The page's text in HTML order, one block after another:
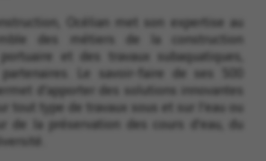
Océlian met son expertise au
des métiers de la construction
et des travaux subaquatiques,
Le savoir-faire de ses 500
d’apporter des solutions innovantes
tout type de travaux sous et sur l’eau ou
de la préservation des cours d’eau, du